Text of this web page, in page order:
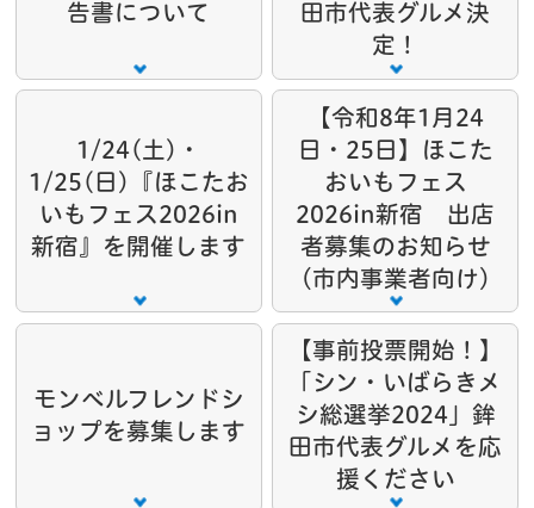
告書について
田市代表グルメ決
定！
1/24(土)・
1/25(日)『ほこたお
いもフェス2026in
新宿』を開催します
【令和8年1月24
日・25日】ほこた
おいもフェス
2026in新宿 出店
者募集のお知らせ
（市内事業者向け）
モンベルフレンドシ
ョップを募集します
【事前投票開始！】
「シン・いばらきメ
シ総選挙2024」鉾
田市代表グルメを応
援ください